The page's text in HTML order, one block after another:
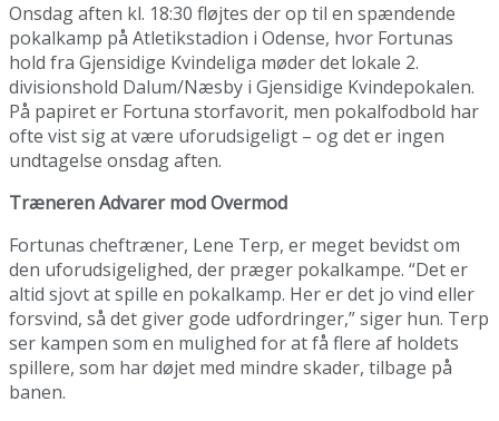
Onsdag aften kl. 18:30 fløjtes der op til en spændende
pokalkamp på Atletikstadion i Odense, hvor Fortunas
hold fra Gjensidige Kvindeliga møder det lokale 2.
divisionshold Dalum/Næsby i Gjensidige Kvindepokalen.
På papiret er Fortuna storfavorit, men pokalfodbold har
ofte vist sig at være uforudsigeligt – og det er ingen
undtagelse onsdag aften.
Træneren Advarer mod Overmod
Fortunas cheftræner, Lene Terp, er meget bevidst om
den uforudsigelighed, der præger pokalkampe. “Det er
altid sjovt at spille en pokalkamp. Her er det jo vind eller
forsvind, så det giver gode udfordringer,” siger hun. Terp
ser kampen som en mulighed for at få flere af holdets
spillere, som har døjet med mindre skader, tilbage på
banen.